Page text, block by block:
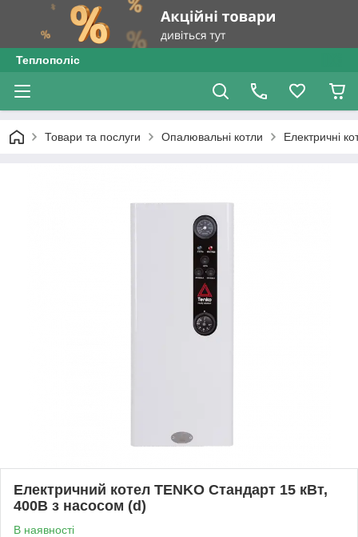
Теплополіс
Товари та послуги Опалювальні котли Електричні
Електричний котел TENKO Стандарт 15 кВт,
400В з насосом (d)
В наявності